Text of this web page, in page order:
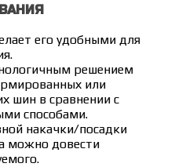
его удобными для
решением
или
шин в сравнении с
способами.
накачки/посадки
можно довести